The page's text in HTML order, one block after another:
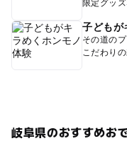
限定グッ
子どもが
その道の
こだわり
岐阜県のおすすめお